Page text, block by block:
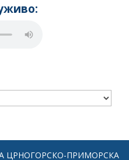
ЦРНОГОРСКО-ПРИМОРСКА